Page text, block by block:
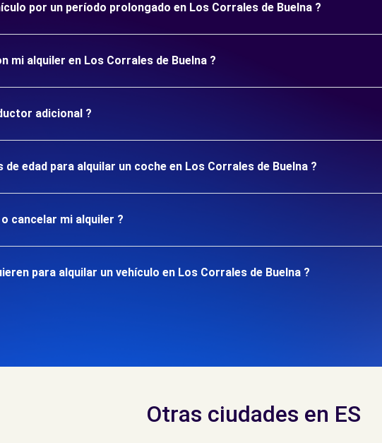
por un período prolongado en Los Corrales de Buelna ?
mi alquiler en Los Corrales de Buelna ?
adicional ?
edad para alquilar un coche en Los Corrales de Buelna ?
cancelar mi alquiler ?
para alquilar un vehículo en Los Corrales de Buelna ?
Otras ciudades en ES